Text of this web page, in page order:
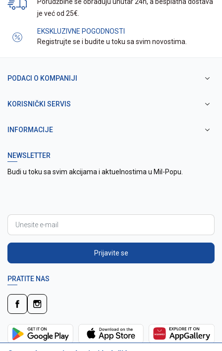
je već od 25€.
EKSKLUZIVNE POGODNOSTI
Registrujte se i budite u toku sa svim novostima.
PODACI O KOMPANIJI
KORISNIČKI SERVIS
INFORMACIJE
NEWSLETTER
Budi u toku sa svim akcijama i aktuelnostima u Mil-Popu.
Prijavite se
PRATITE NAS